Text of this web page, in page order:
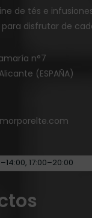
de tés e
disfrutar de
n°7
(ESPAÑA)
17:00–20:00